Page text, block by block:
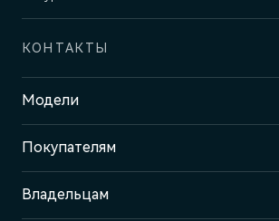
КОНТАКТЫ
Адрес
Пермь, ш. Космонавтов,
Отдел продаж и сервиса
+7 (342) 250-23-25
Модели
Покупателям
Владельцам